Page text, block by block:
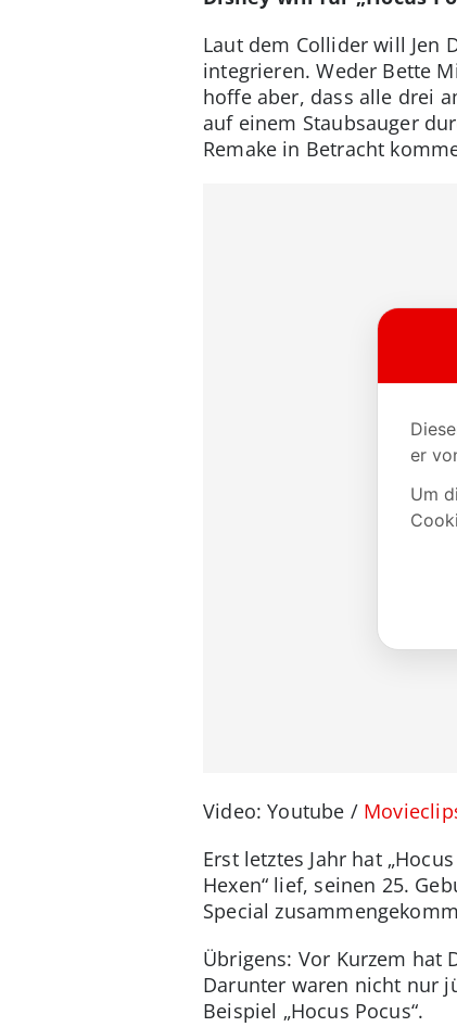
Laut dem Collider will Jen
integrieren. Weder Bette
hoffe aber, dass alle drei
auf einem Staubsauger
Remake in Betracht
Video: Youtube /
Erst letztes Jahr hat
Hexen“ lief, seinen 25.
Special
Übrigens: Vor Kurzem hat
Darunter waren nicht nur
Beispiel „Hocus Pocus“.